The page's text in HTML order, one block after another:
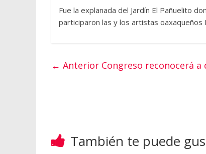
Fue la explanada del Jardín El Pañuelito
participaron las y los artistas oaxaqueños
← Anterior Congreso reconocerá
También te puede